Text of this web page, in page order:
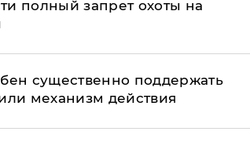
полный запрет охоты на
существенно поддержать
механизм действия